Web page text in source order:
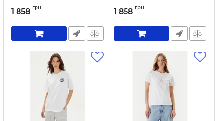
Артикул:
1 858 грн 1 858 грн